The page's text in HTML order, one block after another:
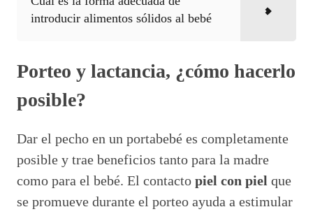
introducir alimentos sólidos al bebé
Porteo y lactancia, ¿cómo hacerlo
posible?
Dar el pecho en un portabebé es completamente
posible y trae beneficios tanto para la madre
como para el bebé. El contacto piel con piel que
se promueve durante el porteo ayuda a estimular